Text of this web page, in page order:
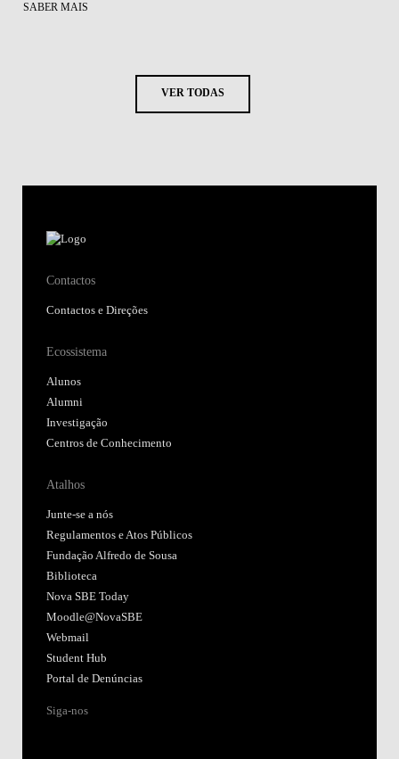
SABER MAIS
VER TODAS
Contactos
Contactos e Direções
Ecossistema
Alunos
Alumni
Investigação
Centros de Conhecimento
Atalhos
Junte-se a nós
Regulamentos e Atos Públicos
Fundação Alfredo de Sousa
Biblioteca
Nova SBE Today
Moodle@NovaSBE
Webmail
Student Hub
Portal de Denúncias
Siga-nos